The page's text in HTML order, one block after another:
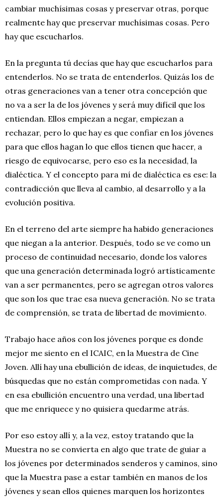
cambiar muchísimas cosas y preservar otras, porque
realmente hay que preservar muchísimas cosas. Pero
hay que escucharlos.
En la pregunta tú decías que hay que escucharlos para
entenderlos. No se trata de entenderlos. Quizás los de
otras generaciones van a tener otra concepción que
no va a ser la de los jóvenes y será muy difícil que los
entiendan. Ellos empiezan a negar, empiezan a
rechazar, pero lo que hay es que confiar en los jóvenes
para que ellos hagan lo que ellos tienen que hacer, a
riesgo de equivocarse, pero eso es la necesidad, la
dialéctica. Y el concepto para mí de dialéctica es ese: la
contradicción que lleva al cambio, al desarrollo y a la
evolución positiva.
En el terreno del arte siempre ha habido generaciones
que niegan a la anterior. Después, todo se ve como un
proceso de continuidad necesario, donde los valores
que una generación determinada logró artísticamente
van a ser permanentes, pero se agregan otros valores
que son los que trae esa nueva generación. No se trata
de comprensión, se trata de libertad de movimiento.
Trabajo hace años con los jóvenes porque es donde
mejor me siento en el ICAIC, en la Muestra de Cine
Joven. Allí hay una ebullición de ideas, de inquietudes, de
búsquedas que no están comprometidas con nada. Y
en esa ebullición encuentro una verdad, una libertad
que me enriquece y no quisiera quedarme atrás.
Por eso estoy allí y, a la vez, estoy tratando que la
Muestra no se convierta en algo que trate de guiar a
los jóvenes por determinados senderos y caminos, sino
que la Muestra pase a estar también en manos de los
jóvenes y sean ellos quienes marquen los horizontes